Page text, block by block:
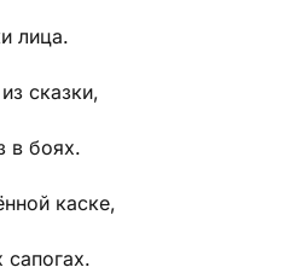
лица.
сказки,
в боях.
каске,